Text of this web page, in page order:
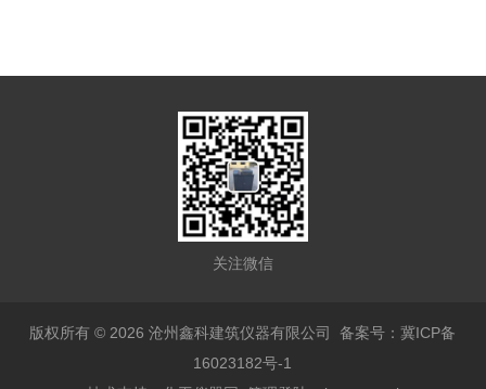
关注微信
版权所有 © 2026 沧州鑫科建筑仪器有限公司备案号：冀ICP备
16023182号-1